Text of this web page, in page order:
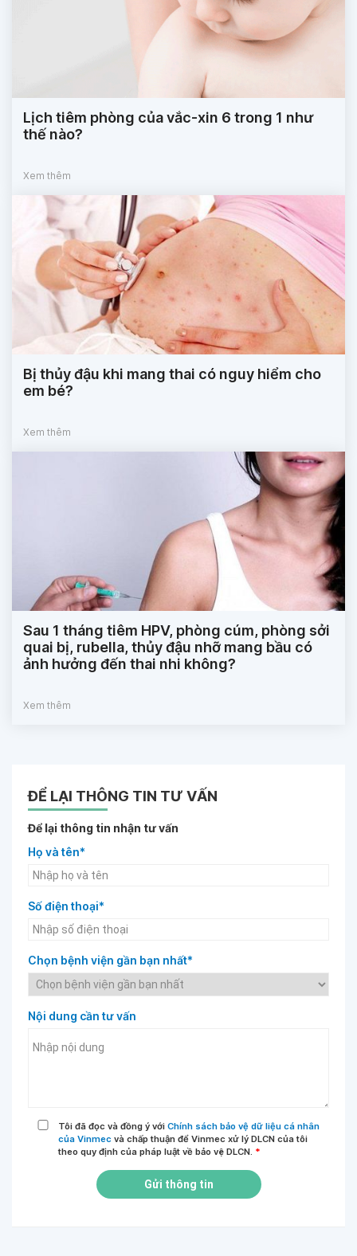
Lịch tiêm phòng của vắc-xin 6 trong 1 như
thế nào?
Xem thêm
Bị thủy đậu khi mang thai có nguy hiểm cho
em bé?
Xem thêm
Sau 1 tháng tiêm HPV, phòng cúm, phòng sởi
quai bị, rubella, thủy đậu nhỡ mang bầu có
ảnh hưởng đến thai nhi không?
Xem thêm
ĐỂ LẠI THÔNG TIN TƯ VẤN
Để lại thông tin nhận tư vấn
Họ và tên*
Số điện thoại*
Chọn bệnh viện gần bạn nhất*
Nội dung cần tư vấn
Tôi đã đọc và đồng ý với Chính sách bảo vệ dữ liệu cá nhân
của Vinmec và chấp thuận để Vinmec xử lý DLCN của tôi
theo quy định của pháp luật về bảo vệ DLCN. *
Gửi thông tin